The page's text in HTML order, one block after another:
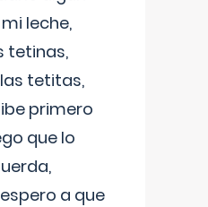
leche,
tetinas,
tetitas,
primero
que lo
a que